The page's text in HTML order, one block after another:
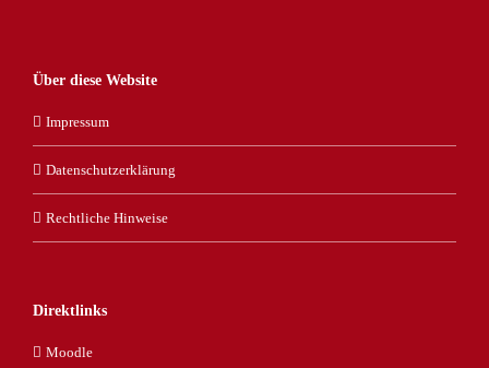
Über diese Website
Impressum
Datenschutzerklärung
Rechtliche Hinweise
Direktlinks
Moodle